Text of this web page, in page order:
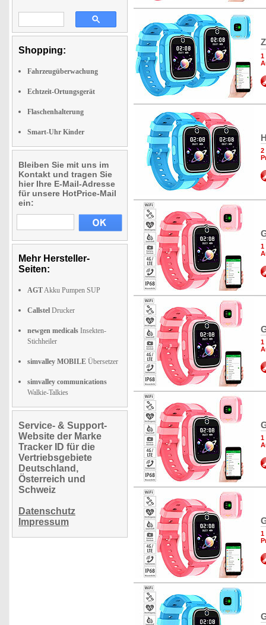
Shopping:
Fahrzeugüberwachung
Echtzeit-Ortungsgerät
Flaschenhalterung
Smart-Uhr Kinder
Bleiben Sie mit uns im
Kontakt und tragen Sie
hier Ihre E-Mail-Adresse
für unsere HotPrice-Mail
ein:
Mehr Hersteller-
Seiten:
AGTAkku Pumpen SUP
Callstel Drucker
newgen medicals Insekten-
Stichheiler
simvalley MOBILE Übersetzer
simvalley communications
Walkie-Talkies
Service- & Support-
Website der Marke
Tracker ID für die
Vertriebsgebiete
Deutschland,
Österreich und
Schweiz
Datenschutz
Impressum
1
2
1
1
1
1